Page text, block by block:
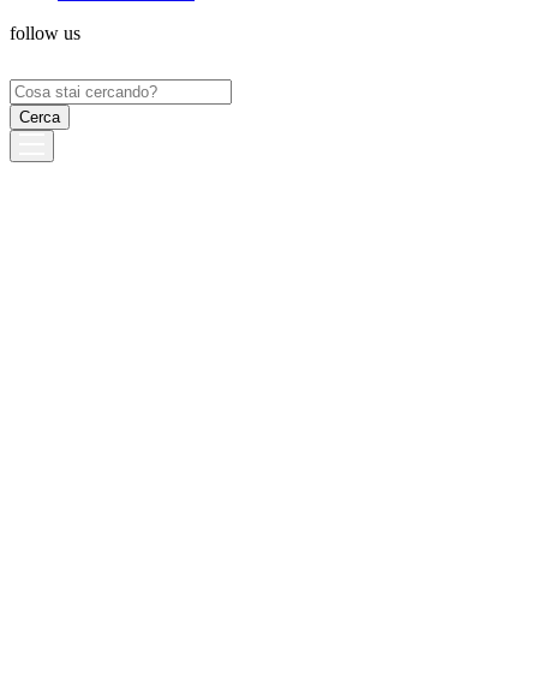
follow us
Ricerca
per: